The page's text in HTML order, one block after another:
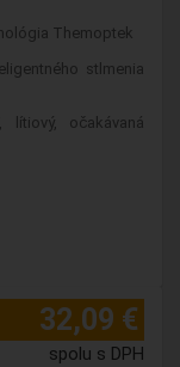
Themoptek
stlmenia
lítiový, očakávaná
32,09 €
spolu s DPH